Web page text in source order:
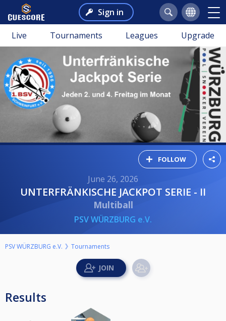
Sign in
Live Tournaments Leagues Upgrade
FOLLOW
June 26, 2026
UNTERFRÄNKISCHE JACKPOT SERIE - II
Multiball
PSV WÜRZBURG e.V.
PSV WÜRZBURG e.V. Tournaments
Results